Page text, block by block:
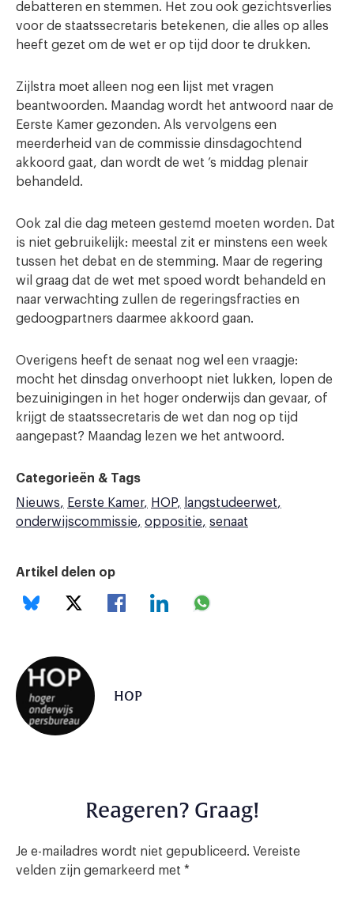
debatteren en stemmen. Het zou ook gezichtsverlies
voor de staatssecretaris betekenen, die alles op alles
heeft gezet om de wet er op tijd door te drukken.
Zijlstra moet alleen nog een lijst met vragen
beantwoorden. Maandag wordt het antwoord naar de
Eerste Kamer gezonden. Als vervolgens een
meerderheid van de commissie dinsdagochtend
akkoord gaat, dan wordt de wet ’s middag plenair
behandeld.
Ook zal die dag meteen gestemd moeten worden. Dat
is niet gebruikelijk: meestal zit er minstens een week
tussen het debat en de stemming. Maar de regering
wil graag dat de wet met spoed wordt behandeld en
naar verwachting zullen de regeringsfracties en
gedoogpartners daarmee akkoord gaan.
Overigens heeft de senaat nog wel een vraagje:
mocht het dinsdag onverhoopt niet lukken, lopen de
bezuinigingen in het hoger onderwijs dan gevaar, of
krijgt de staatssecretaris de wet dan nog op tijd
aangepast? Maandag lezen we het antwoord.
Categorieën & Tags
Nieuws
Eerste Kamer HOP
langstudeerwet
onderwijscommissie
oppositie senaat
Artikel delen op
HOP
Reageren? Graag!
Je e-mailadres wordt niet gepubliceerd. Vereiste
velden zijn gemarkeerd met *